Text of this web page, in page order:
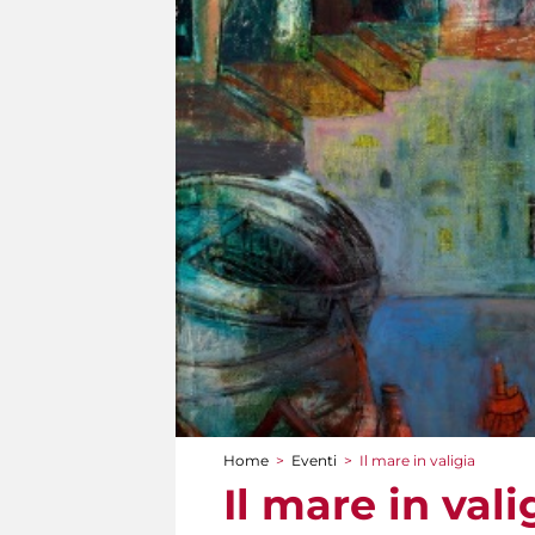
Tu sei qui
Home > Eventi > Il mare in valigia
Il mare in